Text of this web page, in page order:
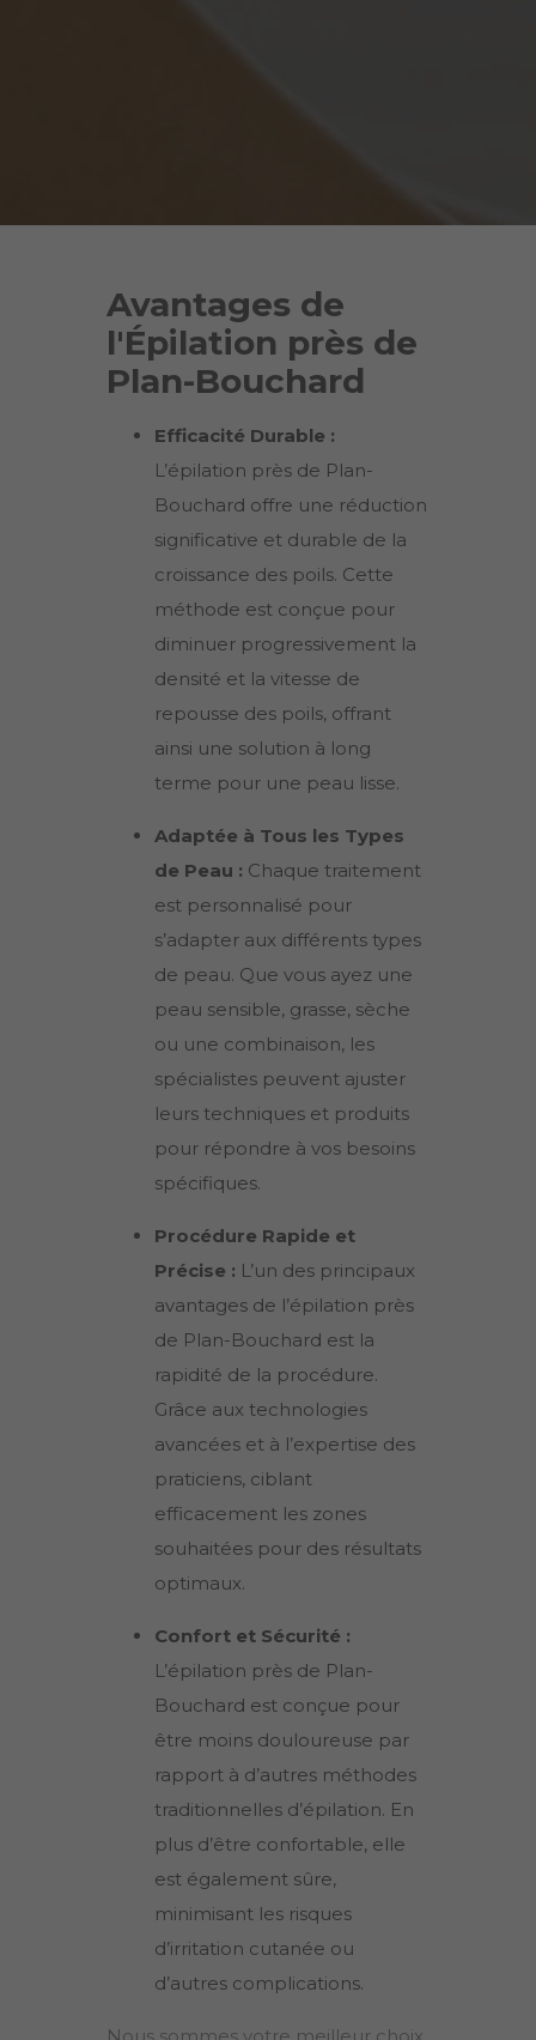
Avantages de
l'Épilation près de
Plan-Bouchard
Efficacité Durable :
L’épilation près de Plan-
Bouchard offre une réduction
significative et durable de la
croissance des poils. Cette
méthode est conçue pour
diminuer progressivement la
densité et la vitesse de
repousse des poils, offrant
ainsi une solution à long
terme pour une peau lisse.
Adaptée à Tous les Types
de Peau : Chaque traitement
est personnalisé pour
s’adapter aux différents types
de peau. Que vous ayez une
peau sensible, grasse, sèche
ou une combinaison, les
spécialistes peuvent ajuster
leurs techniques et produits
pour répondre à vos besoins
spécifiques.
Procédure Rapide et
Précise : L’un des principaux
avantages de l’épilation près
de Plan-Bouchard est la
rapidité de la procédure.
Grâce aux technologies
avancées et à l’expertise des
praticiens, ciblant
efficacement les zones
souhaitées pour des résultats
optimaux.
Confort et Sécurité :
L’épilation près de Plan-
Bouchard est conçue pour
être moins douloureuse par
rapport à d’autres méthodes
traditionnelles d’épilation. En
plus d’être confortable, elle
est également sûre,
minimisant les risques
d’irritation cutanée ou
d’autres complications.
Nous sommes votre meilleur choix